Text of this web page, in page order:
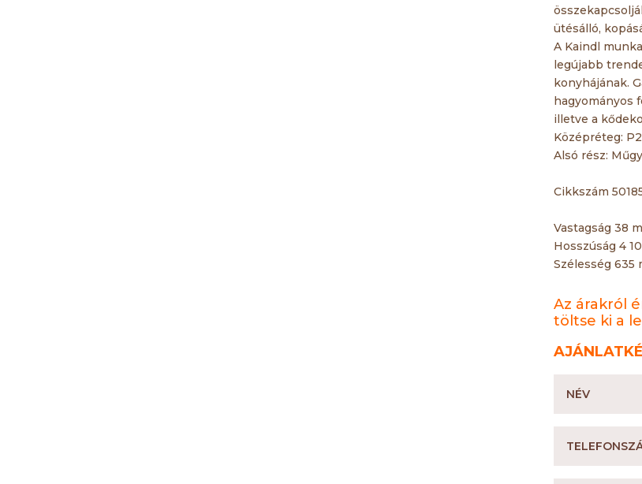
ütésálló,
A Kaindl
legújabb
konyhájának.
hagyományos
illetve a
Középréteg:
Alsó rész:
Cikkszám
Vastagság 38
Hosszúság 4
Szélesség 635
Az árakról
töltse ki a